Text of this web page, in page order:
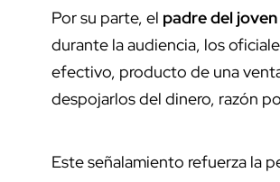
Por su parte, el padre del joven
durante la audiencia, los
efectivo, producto de una
despojarlos del dinero, razón
Este señalamiento refuerza la